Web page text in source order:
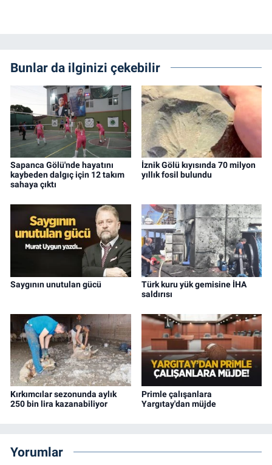
Bunlar da ilginizi çekebilir
Sapanca Gölü'nde hayatını
kaybeden dalgıç için 12 takım
sahaya çıktı
İznik Gölü kıyısında 70 milyon
yıllık fosil bulundu
Saygının unutulan gücü
Türk kuru yük gemisine İHA
saldırısı
Kırkımcılar sezonunda aylık
250 bin lira kazanabiliyor
Primle çalışanlara
Yargıtay'dan müjde
Yorumlar